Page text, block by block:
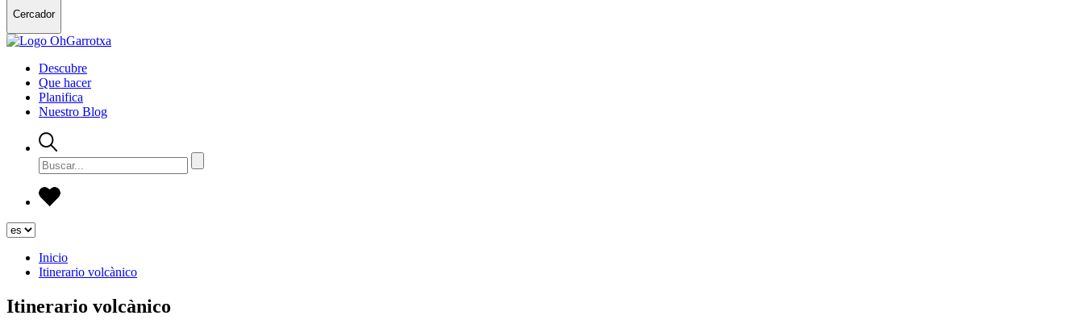
Cercador
Descubre
Que hacer
Planifica
Nuestro Blog
Inicio
Itinerario volcànico
Itinerario volcànico